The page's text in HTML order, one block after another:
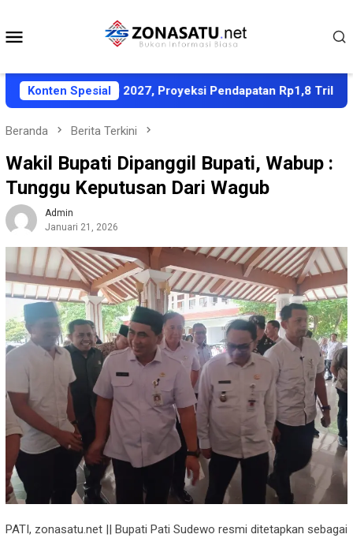
konten
Konten Spesial
PPAS APBD 2027, Proyeksi Pendapatan Rp1,8 Triliun
Beranda Berita Terkini
Wakil Bupati Dipanggil Bupati, Wabup :
Tunggu Keputusan Dari Wagub
Admin
Januari 21, 2026
PATI, zonasatu.net || Bupati Pati Sudewo resmi ditetapkan sebagai